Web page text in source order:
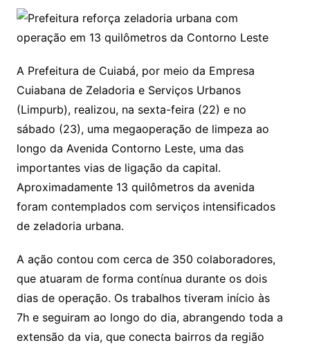
A Prefeitura de Cuiabá, por meio da Empresa
Cuiabana de Zeladoria e Serviços Urbanos
(Limpurb), realizou, na sexta-feira (22) e no
sábado (23), uma megaoperação de limpeza ao
longo da Avenida Contorno Leste, uma das
importantes vias de ligação da capital.
Aproximadamente 13 quilômetros da avenida
foram contemplados com serviços intensificados
de zeladoria urbana.
A ação contou com cerca de 350 colaboradores,
que atuaram de forma contínua durante os dois
dias de operação. Os trabalhos tiveram início às
7h e seguiram ao longo do dia, abrangendo toda a
extensão da via, que conecta bairros da região